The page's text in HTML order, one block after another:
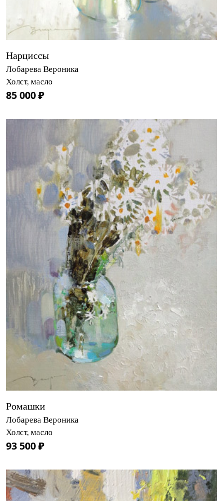
Нарциссы
Лобарева Вероника
Холст, масло
85 000 ₽
Ромашки
Лобарева Вероника
Холст, масло
93 500 ₽